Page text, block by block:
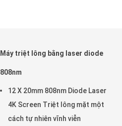
Máy triệt lông bằng laser diode
808nm
12 X 20mm 808nm Diode Laser
4K Screen Triệt lông mặt một
cách tự nhiên vĩnh viễn